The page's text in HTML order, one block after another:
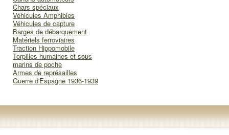
Chars spéciaux
Véhicules Amphibies
Véhicules de capture
Barges de débarquement
Matériels ferroviaires
Traction Hippomobile
Torpilles humaines et sous
marins de poche
Armes de représailles
Guerre d'Espagne 1936-1939